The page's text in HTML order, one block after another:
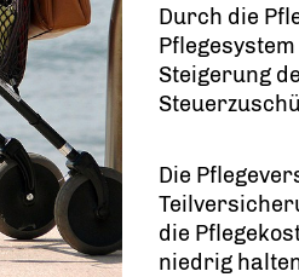
Durch die
Steigerung
Die
die
niedrig